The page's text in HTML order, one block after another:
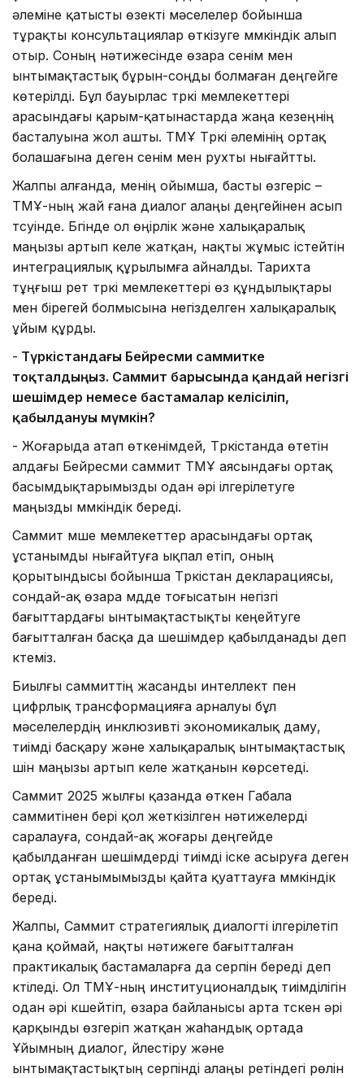
әлеміне қатысты өзекті мәселелер бойынша
тұрақты консультациялар өткізуге мүмкіндік алып
отыр. Соның нәтижесінде өзара сенім мен
ынтымақтастық бұрын-соңды болмаған деңгейге
көтерілді. Бұл бауырлас түркі мемлекеттері
арасындағы қарым-қатынастарда жаңа кезеңнің
басталуына жол ашты. ТМҰ Түркі әлемінің ортақ
болашағына деген сенім мен рухты нығайтты.
Жалпы алғанда, менің ойымша, басты өзгеріс –
ТМҰ-ның жай ғана диалог алаңы деңгейінен асып
түсуінде. Бүгінде ол өңірлік және халықаралық
маңызы артып келе жатқан, нақты жұмыс істейтін
интеграциялық құрылымға айналды. Тарихта
тұңғыш рет түркі мемлекеттері өз құндылықтары
мен бірегей болмысына негізделген халықаралық
ұйым құрды.
- Түркістандағы Бейресми саммитке
тоқталдыңыз. Саммит барысында қандай негізгі
шешімдер немесе бастамалар келісіліп,
қабылдануы мүмкін?
- Жоғарыда атап өткенімдей, Түркістанда өтетін
алдағы Бейресми саммит ТМҰ аясындағы ортақ
басымдықтарымызды одан әрі ілгерілетуге
маңызды мүмкіндік береді.
Саммит мүше мемлекеттер арасындағы ортақ
ұстанымды нығайтуға ықпал етіп, оның
қорытындысы бойынша Түркістан декларациясы,
сондай-ақ өзара мүдде тоғысатын негізгі
бағыттардағы ынтымақтастықты кеңейтуге
бағытталған басқа да шешімдер қабылданады деп
күтеміз.
Биылғы саммиттің жасанды интеллект пен
цифрлық трансформацияға арналуы бұл
мәселелердің инклюзивті экономикалық даму,
тиімді басқару және халықаралық ынтымақтастық
үшін маңызы артып келе жатқанын көрсетеді.
Саммит 2025 жылғы қазанда өткен Габала
саммитінен бері қол жеткізілген нәтижелерді
саралауға, сондай-ақ жоғары деңгейде
қабылданған шешімдерді тиімді іске асыруға деген
ортақ ұстанымымызды қайта қуаттауға мүмкіндік
береді.
Жалпы, Саммит стратегиялық диалогті ілгерілетіп
қана қоймай, нақты нәтижеге бағытталған
практикалық бастамаларға да серпін береді деп
күтіледі. Ол ТМҰ-ның институционалдық тиімділігін
одан әрі күшейтіп, өзара байланысы арта түскен әрі
қарқынды өзгеріп жатқан жаһандық ортада
Ұйымның диалог, үйлестіру және
ынтымақтастықтың серпінді алаңы ретіндегі рөлін